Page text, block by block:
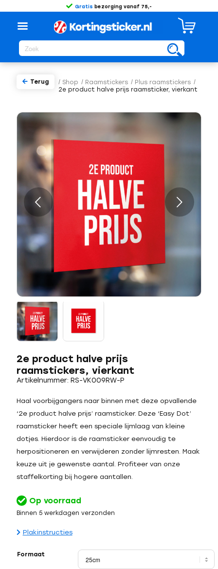
Gratis bezorging vanaf 75,-
/ Shop / Raamstickers / Plus raamstickers /
2e product halve prijs raamsticker, vierkant
Terug
Volgende
2e product halve prijs
raamstickers, vierkant
Artikelnummer: RS-VK009RW-P
Haal voorbijgangers naar binnen met deze opvallende
‘2e product halve prijs’ raamsticker. Deze ‘Easy Dot’
raamsticker heeft een speciale lijmlaag van kleine
dotjes. Hierdoor is de raamsticker eenvoudig te
herpositioneren en verwijderen zonder lijmresten. Maak
keuze uit je gewenste aantal. Profiteer van onze
staffelkorting bij hogere aantallen.
Op voorraad
Binnen 5 werkdagen verzonden
Plakinstructies
Formaat